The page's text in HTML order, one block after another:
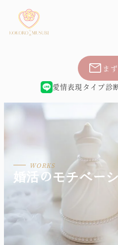
mail ま
愛情表現タイプ診
婚活のモチベー